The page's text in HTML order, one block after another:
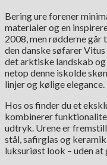
Bering ure forener
materialer og en
2008, men rødderne går
den danske søfarer
det arktiske landskab
netop denne iskolde
linjer og kølige elegance.
Hos os finder du et
kombinerer
udtryk. Urene er
stål, safirglas og
luksuriøst look – uden